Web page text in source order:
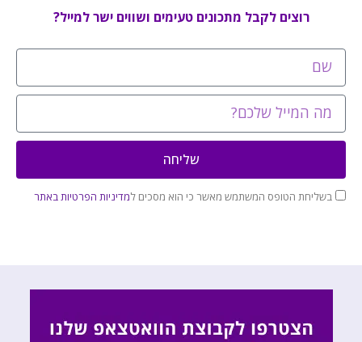
רוצים לקבל מתכונים טעימים ושווים ישר למייל?
בשליחת הטופס המשתמש מאשר כי הוא מסכים למדיניות הפרטיות באתר
שליחה